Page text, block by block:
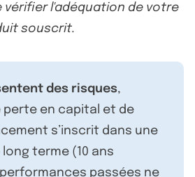
vérifier l'adéquation de votre
souscrit.
des risques,
en capital et de
s’inscrit dans une
terme (10 ans
passées ne